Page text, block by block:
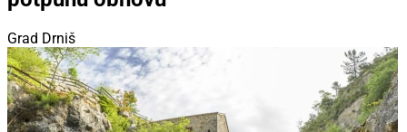
Grad Drniš